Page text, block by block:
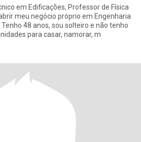
em Edificações, Professor de Física
meu negócio próprio em Engenharia
48 anos, sou solteiro e não tenho
para casar, namorar, m